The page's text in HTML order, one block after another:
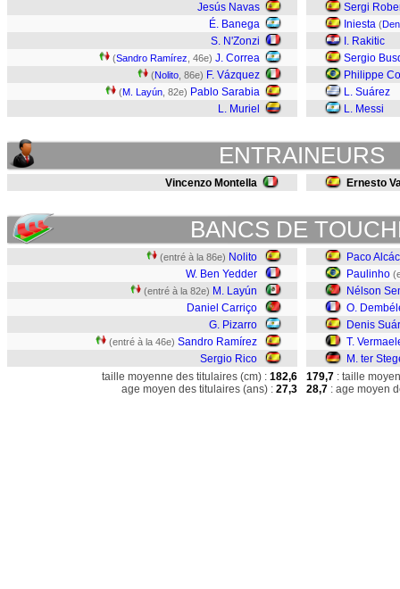
Jesús Navas
É. Banega
S. N'Zonzi
(Sandro Ramírez , 46e) J. Correa
(Nolito , 86e) F. Vázquez
(M. Layún , 82e) Pablo Sarabia
L. Muriel
Sergi
Iniesta (
I. Rakitic
Sergio
Philippe
L. Suárez
L. Messi
ENTRAINEURS
Vincenzo Montella Ernesto
BANCS DE
(entré à la 86e) Nolito
W. Ben Yedder
(entré à la 82e) M. Layún
Daniel Carriço
G. Pizarro
(entré à la 46e) Sandro Ramírez
Sergio Rico
Paco
Paulinho
Nélson
O.
Denis
T.
M. ter
taille moyenne des titulaires (cm) : 182,6
age moyen des titulaires (ans) : 27,3
179,7 : taille
28,7 : age moyen